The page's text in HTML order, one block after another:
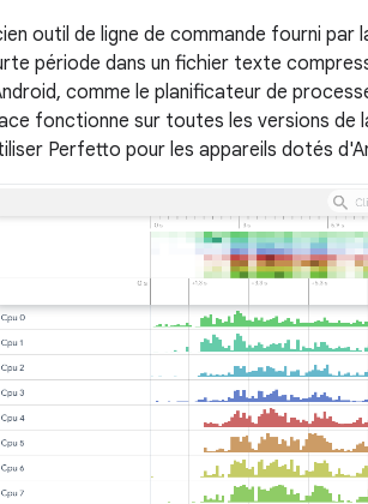
outil de ligne de commande fourni
période dans un fichier texte
comme le planificateur de
fonctionne sur toutes les versions de
Perfetto pour les appareils dotés